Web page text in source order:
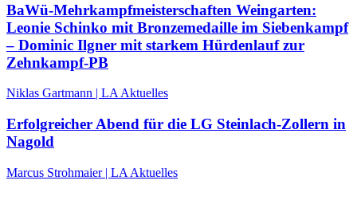
BaWü-Mehrkampfmeisterschaften Weingarten:
Leonie Schinko mit Bronzemedaille im Siebenkampf
– Dominic Ilgner mit starkem Hürdenlauf zur
Zehnkampf-PB
Niklas Gartmann | LA Aktuelles
Erfolgreicher Abend für die LG Steinlach-Zollern in
Nagold
Marcus Strohmaier | LA Aktuelles